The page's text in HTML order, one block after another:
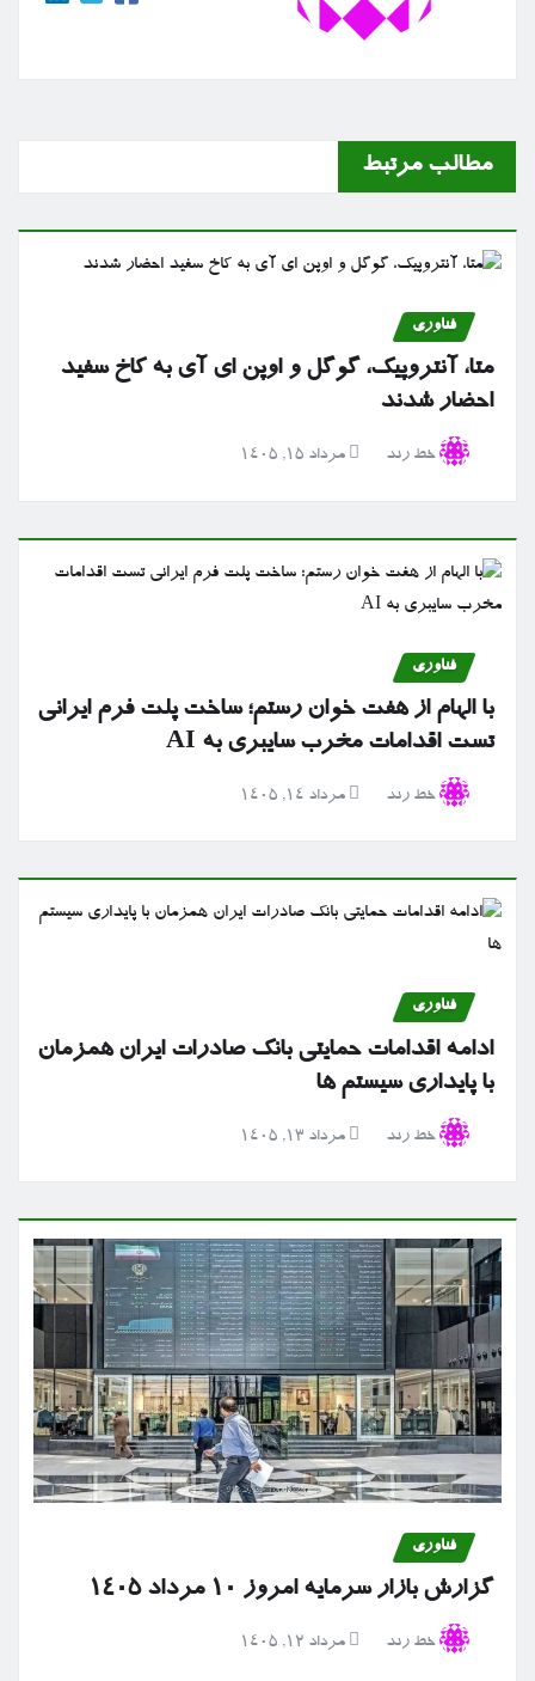
مطالب مرتبط
فناوری
متا، آنتروپیک، گوگل و اوپن ای آی به کاخ سفید
احضار شدند
خط رند مرداد ۱۵, ۱۴۰۵
فناوری
با الهام از هفت خوان رستم؛ ساخت پلت فرم ایرانی
تست اقدامات مخرب سایبری به AI
خط رند مرداد ۱۴, ۱۴۰۵
فناوری
ادامه اقدامات حمایتی بانک صادرات ایران همزمان
با پایداری سیستم ها
خط رند مرداد ۱۳, ۱۴۰۵
فناوری
گزارش بازار سرمایه امروز ۱۰ مرداد ۱۴۰۵
خط رند مرداد ۱۲, ۱۴۰۵